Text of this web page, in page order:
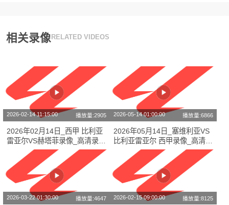
相关录像 RELATED VIDEOS
2026-02-14 11:15:00 播放量:2905
2026年02月14日_西甲 比利亚
雷亚尔VS赫塔菲录像_高清录像
【全场回放】
2026-05-14 01:00:00 播放量:6866
2026年05月14日_塞维利亚VS
比利亚雷亚尔 西甲录像_高清录
像【全场回放】
2026-03-22 01:30:00 播放量:4647 2026-02-15 09:00:00 播放量:8125